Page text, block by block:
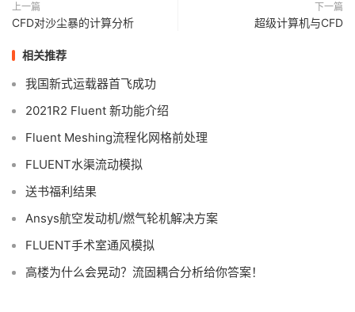
上一篇
CFD对沙尘暴的计算分析
下一篇
超级计算机与CFD
相关推荐
我国新式运载器首飞成功
2021R2 Fluent 新功能介绍
Fluent Meshing流程化网格前处理
FLUENT水渠流动模拟
送书福利结果
Ansys航空发动机/燃气轮机解决方案
FLUENT手术室通风模拟
高楼为什么会晃动？流固耦合分析给你答案！